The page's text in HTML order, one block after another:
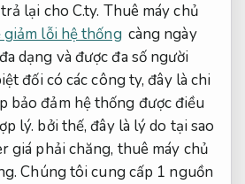
lại cho C.ty. Thuê máy chủ
lỗi hệ thống càng ngày
dạng và được đa số người
đối có các công ty, đây là chi
bảo đảm hệ thống được điều
lý. bởi thế, đây là lý do tại sao
giá phải chăng, thuê máy chủ
Chúng tôi cung cấp 1 nguồn